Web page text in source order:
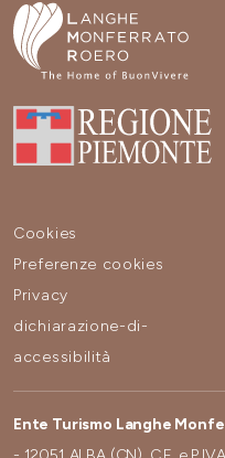
Cookies
Preferenze cookies
Privacy
dichiarazione-di-
accessibilità
Ente Turismo Langhe